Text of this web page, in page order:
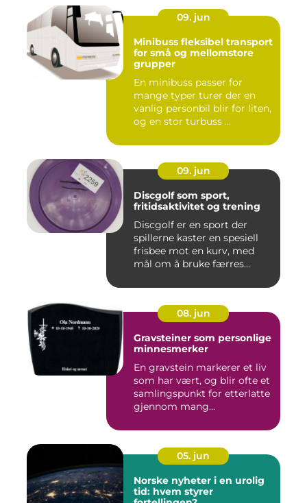
09. jun
Minibuss fleksibel transport
for små og mellomstore
grupper
En minibuss passer for
mange typer turer der en
vanlig personbil blir for liten,
og en stor turbuss ...
09. jun
Discgolf som sport,
fritidsaktivitet og trening
Discgolf er en sport der
spillerne kaster en spesiell
frisbee mot en kurv, med
mål om å bruke færres...
08. jun
Gravsteiner som personlige
minnesmerker
En gravstein markerer et liv
som har vært, og blir ofte et
samlingspunkt for etterlatte
gjennom mang...
05. jun
Norske nyheter i en urolig
tid: hvem styrer